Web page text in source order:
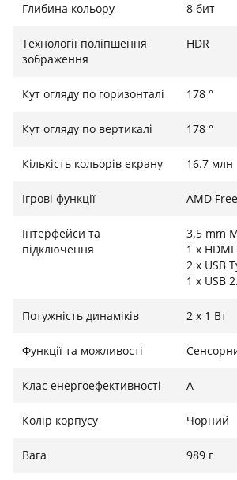
Глибина кольору 8 бит
Технології поліпшення
зображення
HDR
Кут огляду по горизонталі 178 °
Кут огляду по вертикалі 178 °
Кількість кольорів екрану 16.7 млн
Ігрові функції AMD
Інтерфейси та
підключення
3.5 mm
1 x HDMI
2 x USB
1 x USB
Потужність динаміків 2 х 1 Вт
Функції та можливості
Клас енергоефективності A
Колір корпусу Чорний
Вага 989 г